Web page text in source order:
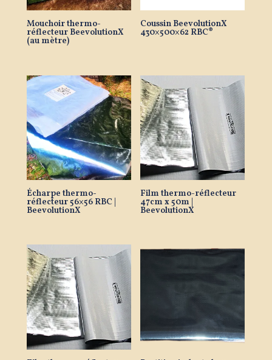
Mouchoir thermo-
réflecteur BeevolutionX
(au mètre)
Coussin BeevolutionX
430×500×62 RBC®
Écharpe thermo-
réflecteur 56×56 RBC |
BeevolutionX
Film thermo-réflecteur
47cm x 50m |
BeevolutionX